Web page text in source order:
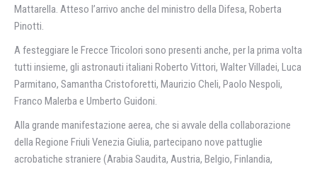
Mattarella. Atteso l’arrivo anche del ministro della Difesa, Roberta
Pinotti.
A festeggiare le Frecce Tricolori sono presenti anche, per la prima volta
tutti insieme, gli astronauti italiani Roberto Vittori, Walter Villadei, Luca
Parmitano, Samantha Cristoforetti, Maurizio Cheli, Paolo Nespoli,
Franco Malerba e Umberto Guidoni.
Alla grande manifestazione aerea, che si avvale della collaborazione
della Regione Friuli Venezia Giulia, partecipano nove pattuglie
acrobatiche straniere (Arabia Saudita, Austria, Belgio, Finlandia,